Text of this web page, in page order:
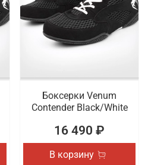
Боксерки Venum
Contender Black/White
16 490 ₽
В корзину